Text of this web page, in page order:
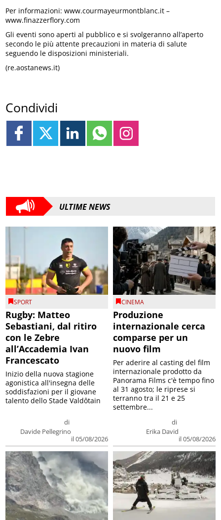
Per informazioni: www.courmayeurmontblanc.it –
www.finazzerflory.com
Gli eventi sono aperti al pubblico e si svolgeranno all’aperto
secondo le più attente precauzioni in materia di salute
seguendo le disposizioni ministeriali.
(re.aostanews.it)
Condividi
ULTIME NEWS
SPORT
Rugby: Matteo
Sebastiani, dal ritiro
con le Zebre
all’Accademia Ivan
Francescato
di
Davide Pellegrino
il 05/08/2026
Inizio della nuova stagione
agonistica all'insegna delle
soddisfazioni per il giovane
talento dello Stade Valdôtain
CINEMA
Produzione
internazionale cerca
comparse per un
nuovo film
di
Erika David
il 05/08/2026
Per aderire al casting del film
internazionale prodotto da
Panorama Films c'è tempo fino
al 31 agosto; le riprese si
terranno tra il 21 e 25
settembre...